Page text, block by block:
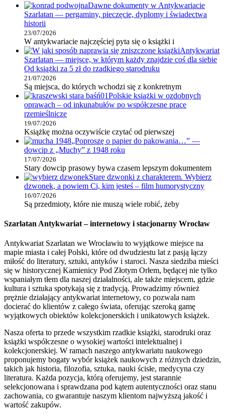
Dawne dokumenty w Antykwariacie
Szarlatan — pergaminy, pieczęcie, dyplomy i świadectwa
historii
23/07/2026
W antykwariacie najczęściej pyta się o książki i
Antykwariat
Szarlatan — miejsce, w którym każdy znajdzie coś dla siebie
Od książki za 5 zł do rzadkiego starodruku
21/07/2026
Są miejsca, do których wchodzi się z konkretnym
Polskie książki w ozdobnych
oprawach – od inkunabułów po współczesne prace
rzemieślnicze
19/07/2026
Książkę można oczywiście czytać od pierwszej
„Poproszę o papier do pakowania…” —
dowcip z „Muchy” z 1948 roku
17/07/2026
Stary dowcip prasowy bywa czasem lepszym dokumentem
Stare dzwonki z charakterem. Wybierz
dzwonek, a powiem Ci, kim jesteś – film humorystyczny
16/07/2026
Są przedmioty, które nie muszą wiele robić, żeby
Szarlatan Antykwariat – internetowy i stacjonarny Wrocław
Antykwariat Szarlatan we Wrocławiu to wyjątkowe miejsce na
mapie miasta i całej Polski, które od dwudziestu lat z pasją łączy
miłość do literatury, sztuki, antyków i staroci. Nasza siedziba mieści
się w historycznej Kamienicy Pod Złotym Orłem, będącej nie tylko
wspaniałym tłem dla naszej działalności, ale także miejscem, gdzie
kultura i sztuka spotykają się z tradycją. Prowadzimy również
prężnie działający antykwariat internetowy, co pozwala nam
docierać do klientów z całego świata, oferując szeroką gamę
wyjątkowych obiektów kolekcjonerskich i unikatowych książek.
Nasza oferta to przede wszystkim rzadkie książki, starodruki oraz
książki współczesne o wysokiej wartości intelektualnej i
kolekcjonerskiej. W ramach naszego antykwariatu naukowego
proponujemy bogaty wybór książek naukowych z różnych dziedzin,
takich jak historia, filozofia, sztuka, nauki ścisłe, medycyna czy
literatura. Każda pozycja, którą oferujemy, jest starannie
selekcjonowana i sprawdzana pod kątem autentyczności oraz stanu
zachowania, co gwarantuje naszym klientom najwyższą jakość i
wartość zakupów.